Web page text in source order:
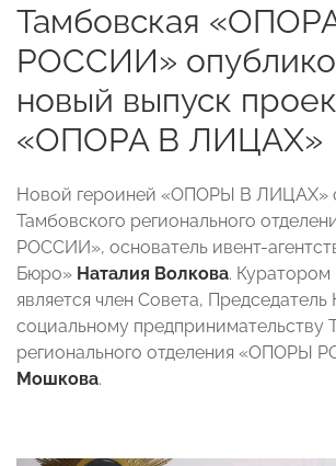
Тамбовская
РОССИИ»
новый выпуск
«ОПОРА В ЛИЦАХ»
Новой героиней «ОПОРЫ В ЛИЦАХ»
Тамбовского регионального
РОССИИ», основатель ивент-
Бюро» Наталия Волкова. Куратором
является член Совета,
социальному предпринимательству
регионального отделения «ОПОРЫ
Мошкова.